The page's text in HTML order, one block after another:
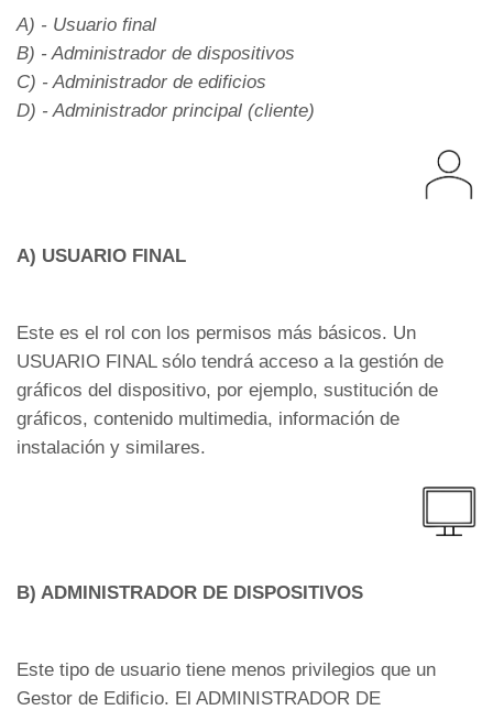
A) - Usuario final
B) - Administrador de dispositivos
C) - Administrador de edificios
D) - Administrador principal (cliente)
A) USUARIO FINAL
Este es el rol con los permisos más básicos. Un
USUARIO FINAL sólo tendrá acceso a la gestión de
gráficos del dispositivo, por ejemplo, sustitución de
gráficos, contenido multimedia, información de
instalación y similares.
B) ADMINISTRADOR DE DISPOSITIVOS
Este tipo de usuario tiene menos privilegios que un
Gestor de Edificio. El ADMINISTRADOR DE